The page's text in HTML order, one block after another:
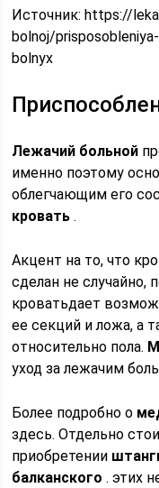
Источник:https://
bolnoj/
bolnyx
Лежачий больной
именно поэтому
облегчающим его
кровать .
Акцент на то, что
сделан не случайно,
кроватьдает
ее секций и ложа, а
относительно пола.
уход за лежачим
Более подробно о
здесь. Отдельно
приобретении
балканского . этих